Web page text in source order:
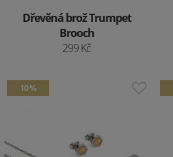
Dřevěná brož Trumpet
Brooch
299 Kč
10 %